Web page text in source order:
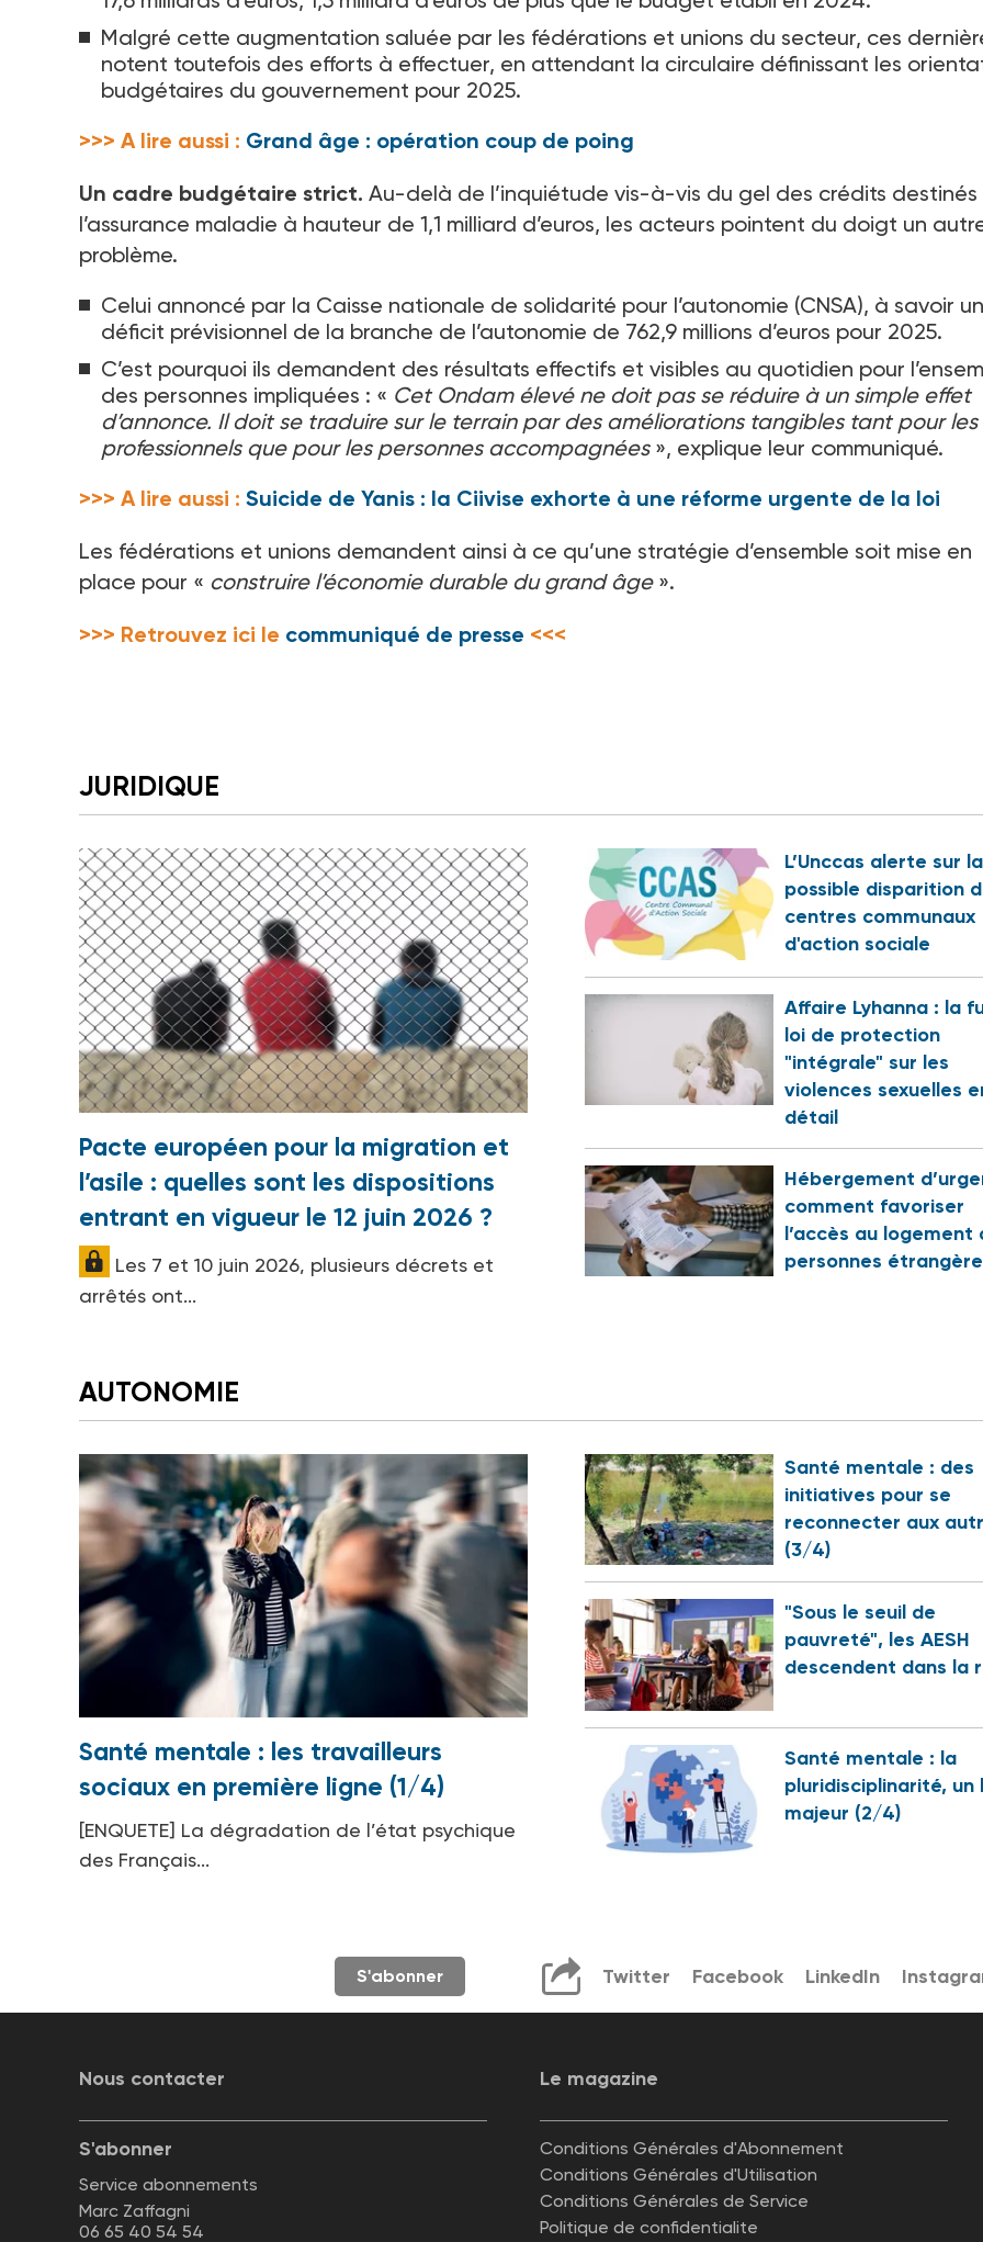
Malgré cette augmentation saluée par les fédérations et unions du secteur, ces
notent toutefois des efforts à effectuer, en attendant la circulaire définissant les
budgétaires du gouvernement pour 2025.
>>> A lire aussi : Grand âge : opération coup de poing
Un cadre budgétaire strict. Au-delà de l’inquiétude vis-à-vis du gel des crédits destinés
l’assurance maladie à hauteur de 1,1 milliard d’euros, les acteurs pointent du doigt un
problème.
Celui annoncé par la Caisse nationale de solidarité pour l’autonomie (CNSA), à savoir un
déficit prévisionnel de la branche de l’autonomie de 762,9 millions d’euros pour 2025.
C’est pourquoi ils demandent des résultats effectifs et visibles au quotidien pour
des personnes impliquées : « Cet Ondam élevé ne doit pas se réduire à un simple effet
d’annonce. Il doit se traduire sur le terrain par des améliorations tangibles tant pour les
professionnels que pour les personnes accompagnées », explique leur communiqué.
>>> A lire aussi : Suicide de Yanis : la Ciivise exhorte à une réforme urgente de la loi
Les fédérations et unions demandent ainsi à ce qu’une stratégie d’ensemble soit mise en
place pour « construire l’économie durable du grand âge ».
>>> Retrouvez ici le communiqué de presse <<<
JURIDIQUE
Pacte européen pour la migration et
l’asile : quelles sont les dispositions
entrant en vigueur le 12 juin 2026 ?
Les 7 et 10 juin 2026, plusieurs décrets et
arrêtés ont...
L’Unccas alerte sur la
possible disparition
centres communaux
d'action sociale
Affaire Lyhanna : la
loi de protection
"intégrale" sur les
violences sexuelles
détail
Hébergement
comment favoriser
l’accès au logement
personnes
AUTONOMIE
Santé mentale : les travailleurs
sociaux en première ligne (1/4)
[ENQUETE] La dégradation de l’état psychique
des Français...
Santé mentale : des
initiatives pour se
reconnecter aux
(3/4)
"Sous le seuil de
pauvreté", les AESH
descendent dans la
Santé mentale : la
pluridisciplinarité, un
majeur (2/4)
S'abonner Twitter Facebook LinkedIn
Nous contacter Le magazine
S'abonner
Service abonnements
Marc Zaffagni
06 65 40 54 54
Conditions Générales d'Abonnement
Conditions Générales d'Utilisation
Conditions Générales de Service
Politique de confidentialite